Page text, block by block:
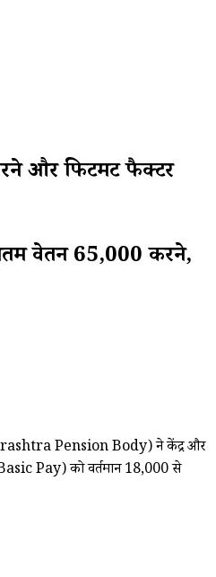
और फिटमेंट फैक्टर
वेतन ₹65,000 करने,
Pension Body) ने केंद्र और
Pay) को वर्तमान ₹18,000 से